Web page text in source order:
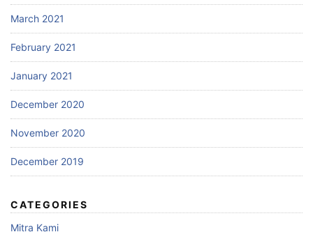
March 2021
February 2021
January 2021
December 2020
November 2020
December 2019
CATEGORIES
Mitra Kami